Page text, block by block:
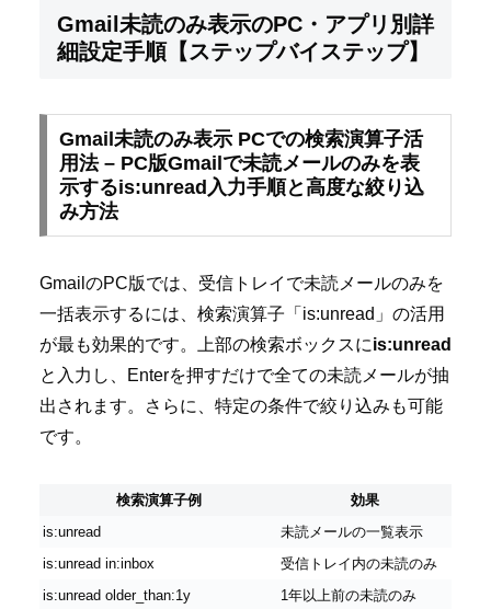
Gmail未読のみ表示のPC・アプリ別詳
細設定手順【ステップバイステップ】
Gmail未読のみ表示 PCでの検索演算子活
用法 – PC版Gmailで未読メールのみを表
示するis:unread入力手順と高度な絞り込
み方法
GmailのPC版では、受信トレイで未読メールのみを
一括表示するには、検索演算子「is:unread」の活用
が最も効果的です。上部の検索ボックスにis:unread
と入力し、Enterを押すだけで全ての未読メールが抽
出されます。さらに、特定の条件で絞り込みも可能
です。
検索演算子例
効果
is:unread
未読メールの一覧表示
is:unread in:inbox
受信トレイ内の未読のみ
is:unread older_than:1y
1年以上前の未読のみ